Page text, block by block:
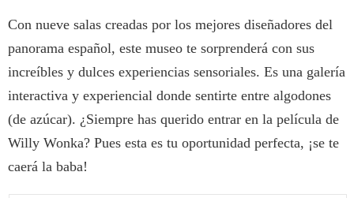
Con nueve salas creadas por los mejores diseñadores del
panorama español, este museo te sorprenderá con sus
increíbles y dulces experiencias sensoriales. Es una galería
interactiva y experiencial donde sentirte entre algodones
(de azúcar). ¿Siempre has querido entrar en la película de
Willy Wonka? Pues esta es tu oportunidad perfecta, ¡se te
caerá la baba!